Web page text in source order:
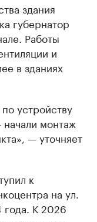
здания
губернатор
Работы
и
в зданиях
устройству
монтаж
— уточняет
к
на ул.
К 2026